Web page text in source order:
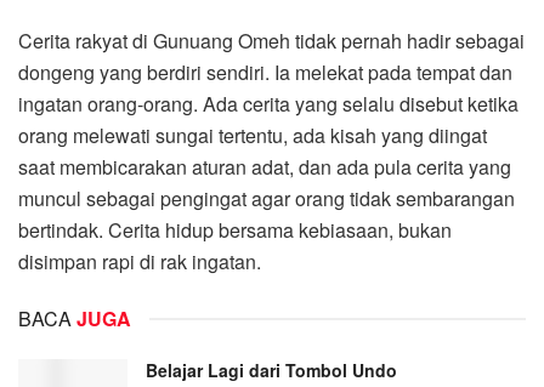
Cerita rakyat di Gunuang Omeh tidak pernah hadir sebagai
dongeng yang berdiri sendiri. Ia melekat pada tempat dan
ingatan orang-orang. Ada cerita yang selalu disebut ketika
orang melewati sungai tertentu, ada kisah yang diingat
saat membicarakan aturan adat, dan ada pula cerita yang
muncul sebagai pengingat agar orang tidak sembarangan
bertindak. Cerita hidup bersama kebiasaan, bukan
disimpan rapi di rak ingatan.
BACAJUGA
Belajar Lagi dari Tombol Undo